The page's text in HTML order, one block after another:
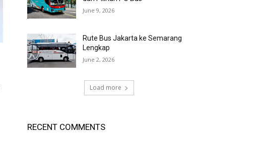
June 9, 2026
Rute Bus Jakarta ke Semarang
Lengkap
June 2, 2026
Load more
RECENT COMMENTS